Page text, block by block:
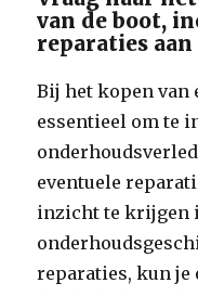
van de boot,
reparaties
Bij het kopen van
essentieel om te
eventuele
inzicht te krijgen
reparaties, kun je